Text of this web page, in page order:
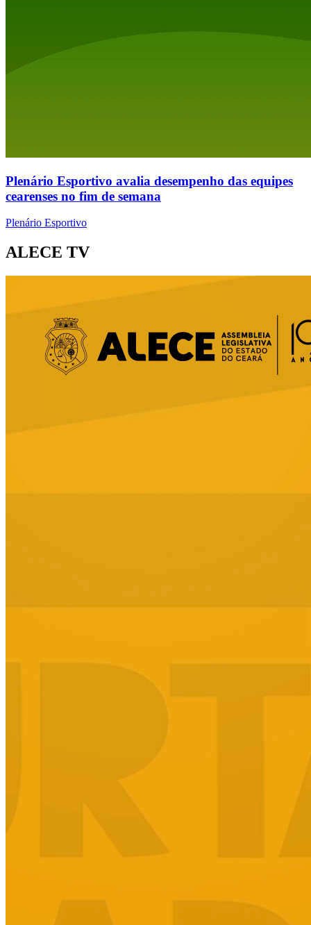
Plenário Esportivo avalia desempenho das equipes
cearenses no fim de semana
Plenário Esportivo
ALECE TV